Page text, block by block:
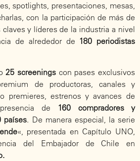
spotlights, presentaciones, mesas,
con la participación de más de
claves y líderes de la industria a nivel
de alrededor de 180 periodistas
25 screenings con pases exclusivos
de productoras, canales y
premieres, estrenos y avances de
de 160 compradores y
países. De manera especial, la serie
«, presentada en Capítulo UNO,
del Embajador de Chile en